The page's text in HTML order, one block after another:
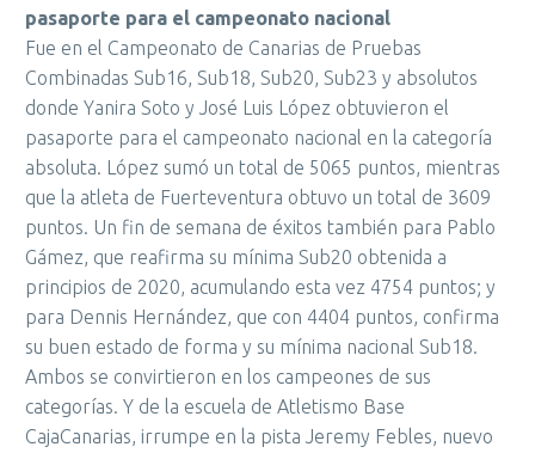
pasaporte para el campeonato nacional
Fue en el Campeonato de Canarias de Pruebas
Combinadas Sub16, Sub18, Sub20, Sub23 y absolutos
donde Yanira Soto y José Luis López obtuvieron el
pasaporte para el campeonato nacional en la categoría
absoluta. López sumó un total de 5065 puntos, mientras
que la atleta de Fuerteventura obtuvo un total de 3609
puntos. Un fin de semana de éxitos también para Pablo
Gámez, que reafirma su mínima Sub20 obtenida a
principios de 2020, acumulando esta vez 4754 puntos; y
para Dennis Hernández, que con 4404 puntos, confirma
su buen estado de forma y su mínima nacional Sub18.
Ambos se convirtieron en los campeones de sus
categorías. Y de la escuela de Atletismo Base
CajaCanarias, irrumpe en la pista Jeremy Febles, nuevo